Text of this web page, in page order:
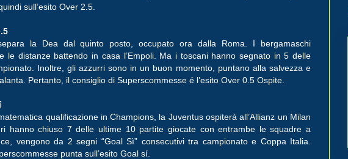
sull’esito Over 2.5.
la Dea dal quinto posto, occupato ora dalla Roma. I bergamaschi
le distanze battendo in casa l’Empoli. Ma i toscani hanno segnato in 5 delle
Inoltre, gli azzurri sono in un buon momento, puntano alla salvezza e
Pertanto, il consiglio di Superscommesse é l’esito Over 0.5 Ospite.
qualificazione in Champions, la Juventus ospiterá all’Allianz un Milan
hanno chiuso 7 delle ultime 10 partite giocate con entrambe le squadre a
vengono da 2 segni “Goal Sì” consecutivi tra campionato e Coppa Italia.
punta sull’esito Goal sí.